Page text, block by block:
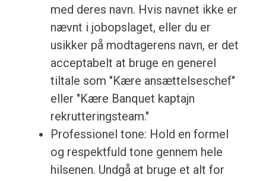
med deres navn. Hvis navnet ikke er
nævnt i jobopslaget, eller du er
usikker på modtagerens navn, er det
acceptabelt at bruge en generel
tiltale som "Kære ansættelseschef"
eller "Kære Banquet kaptajn
rekrutteringsteam."
Professionel tone: Hold en formel
og respektfuld tone gennem hele
hilsenen. Undgå at bruge et alt for